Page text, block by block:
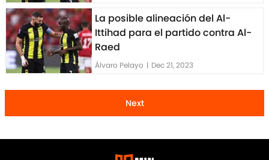
La posible alineación del Al-
Ittihad para el partido contra Al-
Raed
Álvaro Pelayo | Dec 21, 2023
Next